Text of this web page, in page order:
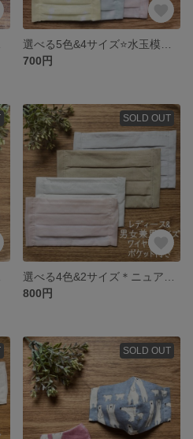
700円
SOLD OUT
800円
SOLD OUT